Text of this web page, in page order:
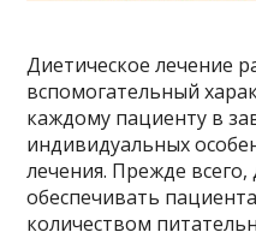
Диетическое лечение
вспомогательный
каждому пациенту в
индивидуальных
лечения. Прежде
обеспечивать
количеством